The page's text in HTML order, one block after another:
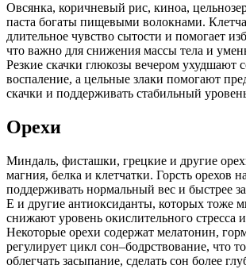
Овсянка, коричневый рис, киноа,
паста богаты пищевыми волокнами.
длительное чувство сытости и помогает
что важно для снижения массы тела и
Резкие скачки глюкозы вечером ухудшают
воспаление, а цельные злаки помогают
скачки и поддерживать стабильный
Орехи
Миндаль, фисташки, грецкие и другие
магния, белка и клетчатки. Горсть орехов
поддерживать нормальный вес и быстрее
Е и другие антиоксиданты, которых тоже
снижают уровень окислительного стресса
Некоторые орехи содержат мелатонин,
регулирует цикл сон–бодрствование, что
облегчать засыпание, сделать сон более